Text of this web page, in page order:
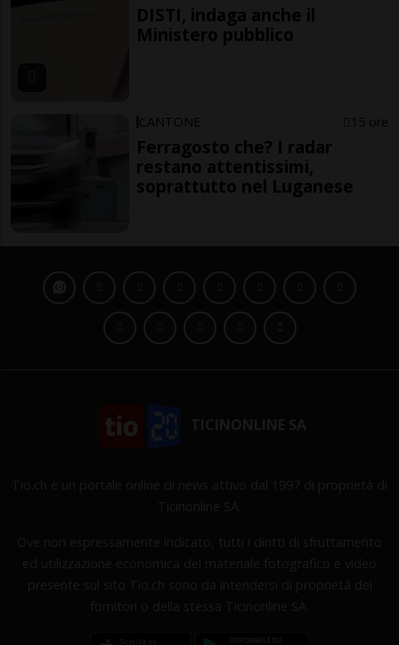
DISTI, indaga anche il
Ministero pubblico
CANTONE 15 ore
Ferragosto che? I radar
restano attentissimi,
soprattutto nel Luganese